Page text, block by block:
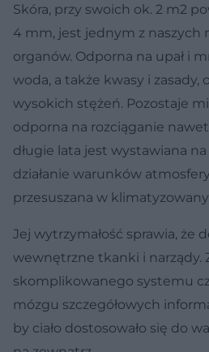
Skóra, przy swoich ok. 2 m2
4 mm, jest jednym z naszych
organów. Odporna na upał i
woda, a także kwasy i zasady,
wysokich stężeń. Pozostaje
odporna na rozciąganie
długie lata jest wystawiana
działanie warunków
przesuszana w
Jej wytrzymałość sprawia, że
wewnętrzne tkanki i narządy.
skomplikowanego systemu
mózgu szczegółowych
by ciało dostosowało się do